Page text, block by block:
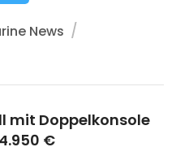
News
mit Doppelkonsole
€